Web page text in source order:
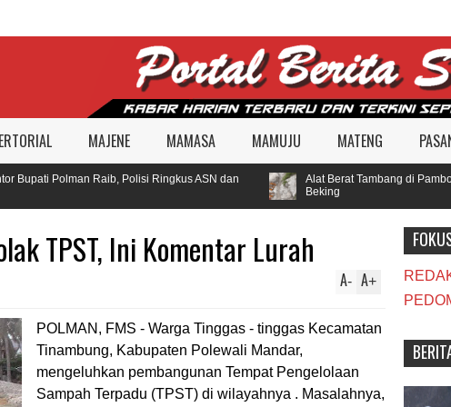
MAJENE MAMASA MAMUJU MATENG
Polman Raib, Polisi Ringkus ASN dan
Alat Berat Tambang di
Beking
TPST, Ini Komentar Lurah
A+
A-
POLMAN, FMS - Warga Tinggas - tinggas Kecamatan
Tinambung, Kabupaten Polewali Mandar,
mengeluhkan pembangunan Tempat Pengelolaan
Sampah Terpadu (TPST) di wilayahnya . Masalahnya,